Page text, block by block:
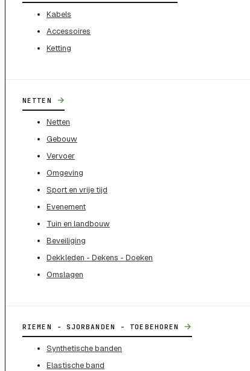
Kabels
Accessoires
Ketting
NETTEN →
Netten
Gebouw
Vervoer
Omgeving
Sport en vrije tijd
Evenement
Tuin en landbouw
Beveiliging
Dekkleden - Dekens - Doeken
Omslagen
RIEMEN - SJORBANDEN - TOEBEHOREN →
Synthetische banden
Elastische band